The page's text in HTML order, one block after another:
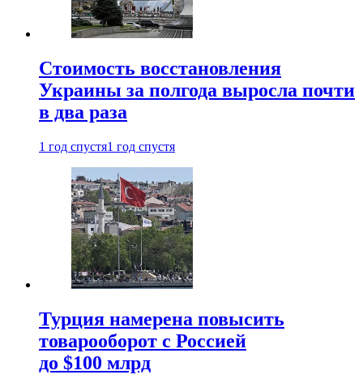
Стоимость восстановления
Украины за полгода выросла почти
в два раза
1 год спустя1 год спустя
Турция намерена повысить
товарооборот с Россией
до $100 млрд